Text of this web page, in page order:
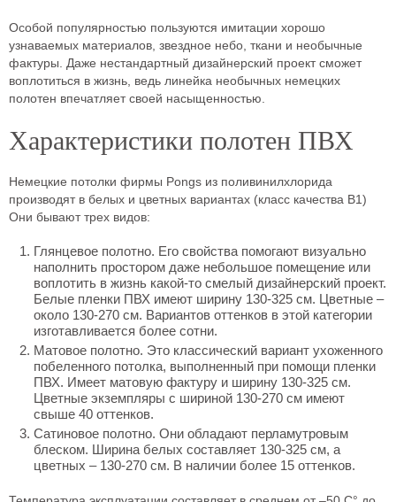
Особой популярностью пользуются имитации хорошо
узнаваемых материалов, звездное небо, ткани и необычные
фактуры. Даже нестандартный дизайнерский проект сможет
воплотиться в жизнь, ведь линейка необычных немецких
полотен впечатляет своей насыщенностью.
Характеристики полотен ПВХ
Немецкие потолки фирмы Pongs из поливинилхлорида
производят в белых и цветных вариантах (класс качества В1)
Они бывают трех видов:
Глянцевое полотно. Его свойства помогают визуально
наполнить простором даже небольшое помещение или
воплотить в жизнь какой-то смелый дизайнерский проект.
Белые пленки ПВХ имеют ширину 130-325 см. Цветные –
около 130-270 см. Вариантов оттенков в этой категории
изготавливается более сотни.
Матовое полотно. Это классический вариант ухоженного
побеленного потолка, выполненный при помощи пленки
ПВХ. Имеет матовую фактуру и ширину 130-325 см.
Цветные экземпляры с шириной 130-270 см имеют
свыше 40 оттенков.
Сатиновое полотно. Они обладают перламутровым
блеском. Ширина белых составляет 130-325 см, а
цветных – 130-270 см. В наличии более 15 оттенков.